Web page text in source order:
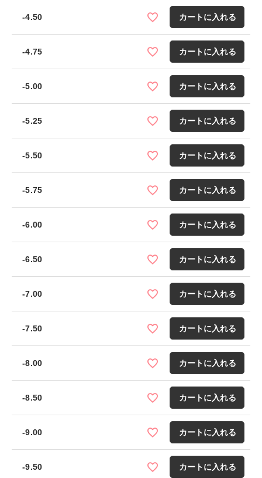
-4.50 カートに入れる
-4.75 カートに入れる
-5.00 カートに入れる
-5.25 カートに入れる
-5.50 カートに入れる
-5.75 カートに入れる
-6.00 カートに入れる
-6.50 カートに入れる
-7.00 カートに入れる
-7.50 カートに入れる
-8.00 カートに入れる
-8.50 カートに入れる
-9.00 カートに入れる
-9.50 カートに入れる